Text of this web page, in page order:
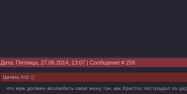
Дата: Пятница, 27.06.2014, 13:07 | Сообщение # 258
Цитата AnD ()
что муж должен возлюбить свою жену так, как Христос пострадал за